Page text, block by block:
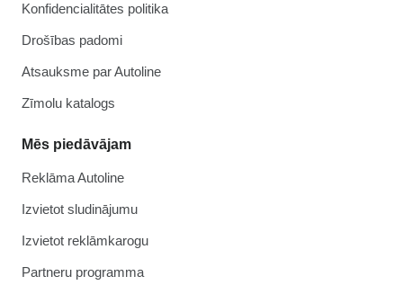
Konfidencialitātes politika
Drošības padomi
Atsauksme par Autoline
Zīmolu katalogs
Mēs piedāvājam
Reklāma Autoline
Izvietot sludinājumu
Izvietot reklāmkarogu
Partneru programma